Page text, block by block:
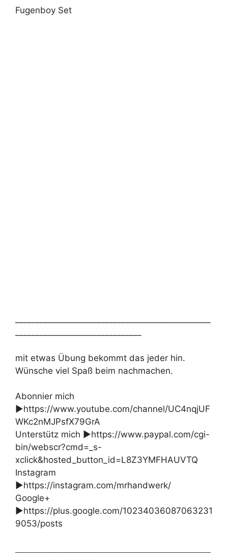
Fugenboy Set
mit etwas Übung bekommt das jeder hin.
Wünsche viel Spaß beim nachmachen.
Abonnier mich
►https://www.youtube.com/channel/UC4nqjUF
WKc2nMJPsfX79GrA
Unterstütz mich ►https://www.paypal.com/cgi-
bin/webscr?cmd=_s-
xclick&hosted_button_id=L8Z3YMFHAUVTQ
Instagram
►https://instagram.com/mrhandwerk/
Google+
►https://plus.google.com/10234036087063231
9053/posts